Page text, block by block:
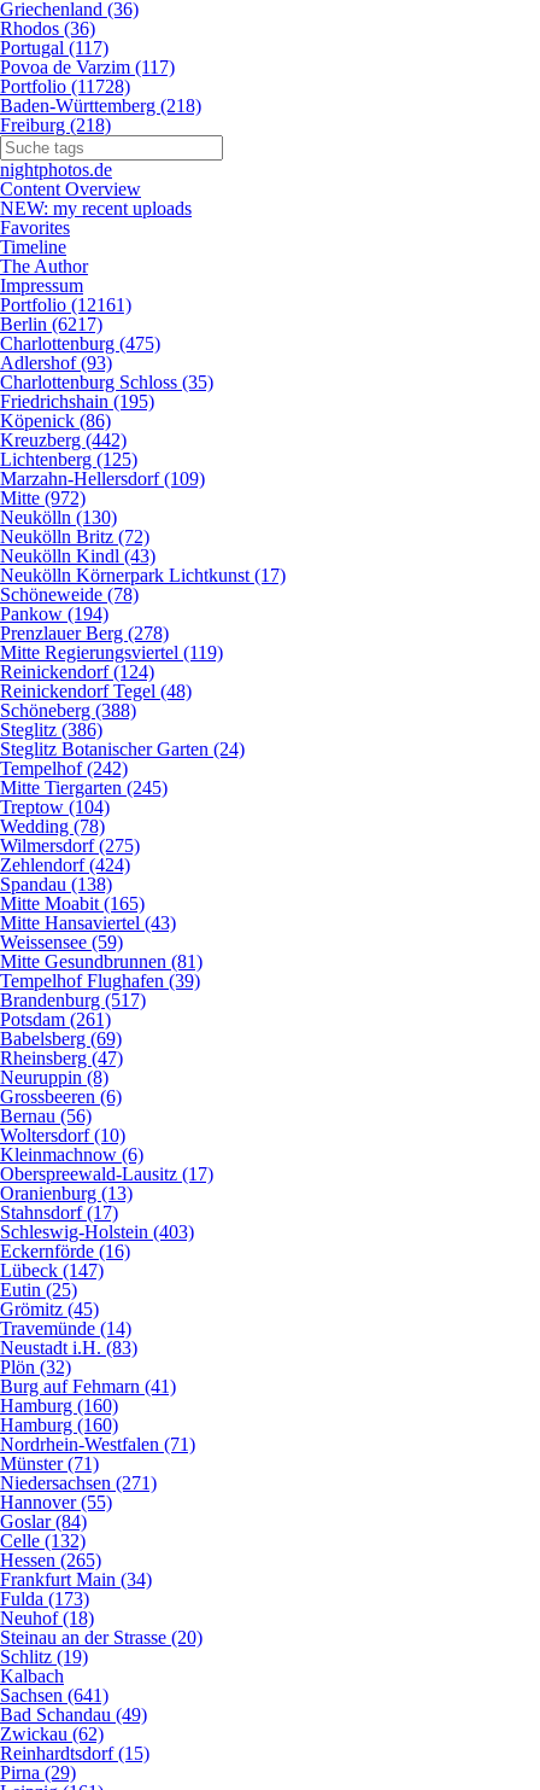
Griechenland (36)
Rhodos (36)
Portugal (117)
Povoa de Varzim (117)
Portfolio (11728)
Baden-Württemberg (218)
Freiburg (218)
nightphotos.de
Content Overview
NEW: my recent uploads
Favorites
Timeline
The Author
Impressum
Portfolio (12161)
Berlin (6217)
Charlottenburg (475)
Adlershof (93)
Charlottenburg Schloss (35)
Friedrichshain (195)
Köpenick (86)
Kreuzberg (442)
Lichtenberg (125)
Marzahn-Hellersdorf (109)
Mitte (972)
Neukölln (130)
Neukölln Britz (72)
Neukölln Kindl (43)
Neukölln Körnerpark Lichtkunst (17)
Schöneweide (78)
Pankow (194)
Prenzlauer Berg (278)
Mitte Regierungsviertel (119)
Reinickendorf (124)
Reinickendorf Tegel (48)
Schöneberg (388)
Steglitz (386)
Steglitz Botanischer Garten (24)
Tempelhof (242)
Mitte Tiergarten (245)
Treptow (104)
Wedding (78)
Wilmersdorf (275)
Zehlendorf (424)
Spandau (138)
Mitte Moabit (165)
Mitte Hansaviertel (43)
Weissensee (59)
Mitte Gesundbrunnen (81)
Tempelhof Flughafen (39)
Brandenburg (517)
Potsdam (261)
Babelsberg (69)
Rheinsberg (47)
Neuruppin (8)
Grossbeeren (6)
Bernau (56)
Woltersdorf (10)
Kleinmachnow (6)
Oberspreewald-Lausitz (17)
Oranienburg (13)
Stahnsdorf (17)
Schleswig-Holstein (403)
Eckernförde (16)
Lübeck (147)
Eutin (25)
Grömitz (45)
Travemünde (14)
Neustadt i.H. (83)
Plön (32)
Burg auf Fehmarn (41)
Hamburg (160)
Hamburg (160)
Nordrhein-Westfalen (71)
Münster (71)
Niedersachsen (271)
Hannover (55)
Goslar (84)
Celle (132)
Hessen (265)
Frankfurt Main (34)
Fulda (173)
Neuhof (18)
Steinau an der Strasse (20)
Schlitz (19)
Kalbach
Sachsen (641)
Bad Schandau (49)
Zwickau (62)
Reinhardtsdorf (15)
Pirna (29)